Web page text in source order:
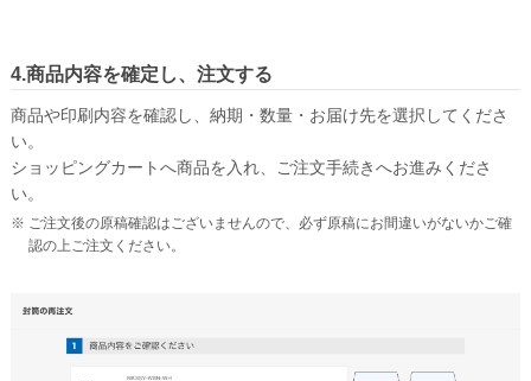
印刷色について
口糊加工について
サイズについて
透けない封筒について
マチつき封筒について
4.商品内容を確定し、注文する
商品や印刷内容を確認し、納期・数量・お届け先を選択してくださ
い。
ショッピングカートへ商品を入れ、ご注文手続きへお進みくださ
い。
ご注文後の原稿確認はございませんので、必ず原稿にお間違いがないかご確
認の上ご注文ください。